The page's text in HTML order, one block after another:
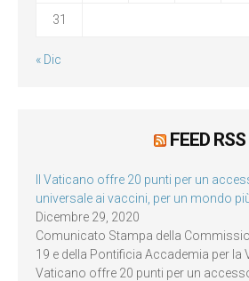
31
« Dic
FEED RSS
Il Vaticano offre 20 punti per un
universale ai vaccini, per un mondo
Dicembre 29, 2020
Comunicato Stampa della
19 e della Pontificia Accademia per la
Vaticano offre 20 punti per un